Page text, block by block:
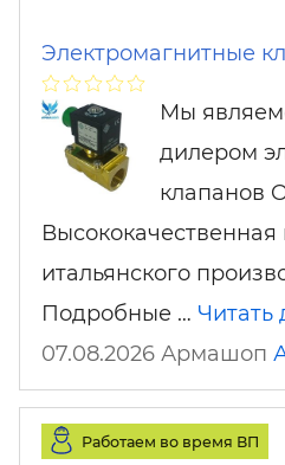
Электромагнитные
Мы
дилером
клапанов
Высококачественная
итальянского
Подробные … Читать
07.08.2026 Армашоп
Работаем во время ВП